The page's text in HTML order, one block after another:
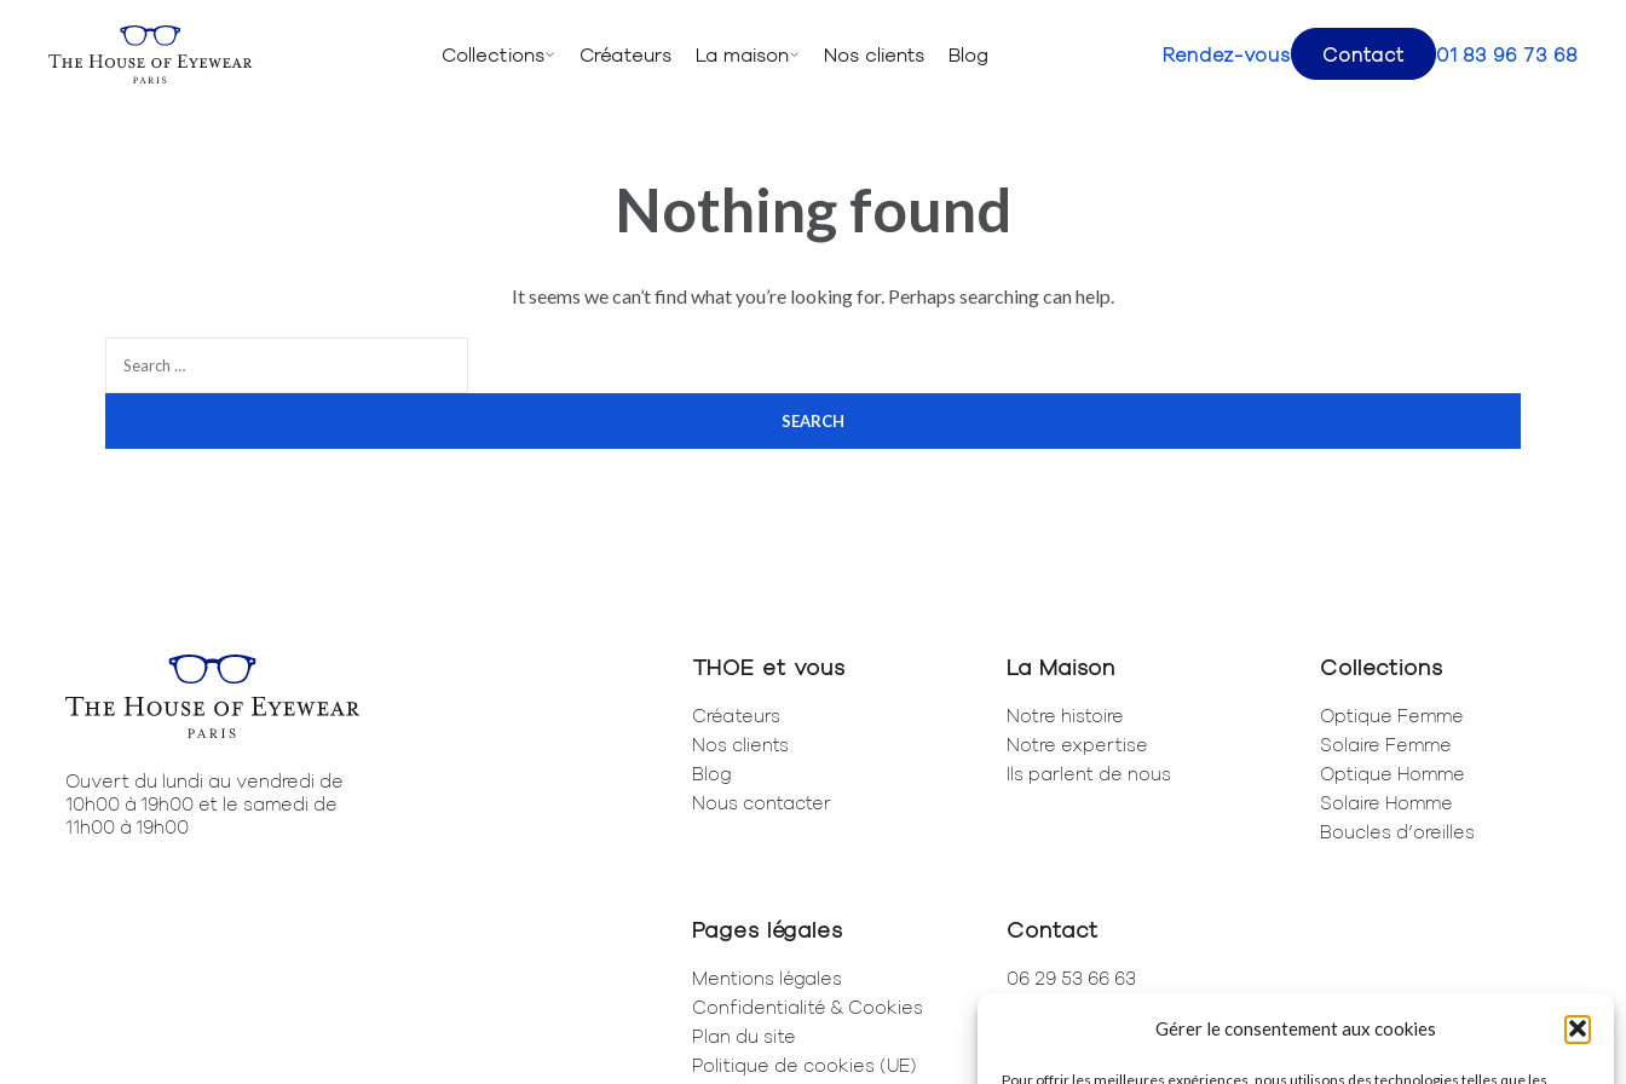
Gérer le consentement aux cookies
Pour offrir les meilleures expériences, nous utilisons des technologies telles que les
Collections Créateurs La maison Nos clients Blog Rendez-vous Contact 01 83 96 73 68
Nothing found
It seems we can’t find what you’re looking for. Perhaps searching can help.
Ouvert du lundi au vendredi de
10h00 à 19h00 et le samedi de
11h00 à 19h00
THOE et vous
Créateurs
Nos clients
Blog
Nous contacter
La Maison
Notre histoire
Notre expertise
Ils parlent de nous
Collections
Optique Femme
Solaire Femme
Optique Homme
Solaire Homme
Boucles d’oreilles
Pages légales
Mentions légales
Confidentialité & Cookies
Plan du site
Politique de cookies (UE)
Contact
06 29 53 66 63
250 Rue de Rivoli